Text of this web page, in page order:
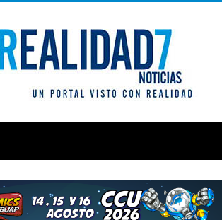
TLAXCALA OPINIÓN